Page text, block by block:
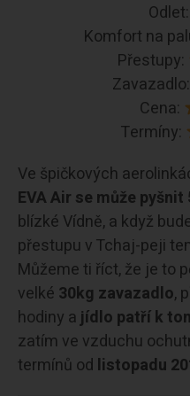
Odlet:
Komfort na
Přestupy:
Zavazadlo:
Cena:
Termíny:
Ve špičkových
EVA Air se může
blízké Vídně, a když
přestupu v Tchaj-peji
Můžeme ti říct, že je to
velké 30kg zavazadlo,
hodiny a jídlo patří k
zatím ve vzduchu
termínů od listopadu